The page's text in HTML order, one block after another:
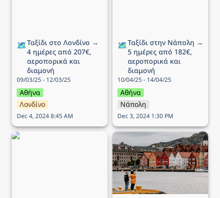
🗺️Ταξίδι στο Λονδίνο →
4 ημέρες από 207€,
αεροπορικά και
διαμονή
09/03/25 - 12/03/25
Αθήνα
Λονδίνο
Dec 4, 2024 8:45 AM
🗺️Ταξίδι στην Νάπολη →
5 ημέρες από 182€,
αεροπορικά και
διαμονή
10/04/25 - 14/04/25
Αθήνα
Νάπολη
Dec 3, 2024 1:30 PM
Ταξίδι στο Ντουμπρόβνικ
Ταξίδι στo Μπέργκεν → 6
ημέρες από 336€,
αεροπορικά και διαμονή